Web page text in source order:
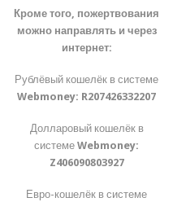
Кроме того, пожертвования
можно направлять и через
интернет:
Рублёвый кошелёк в системе
Webmoney: R207426332207
Долларовый кошелёк в
системеWebmoney:
Z406090803927
Евро-кошелёк в системе